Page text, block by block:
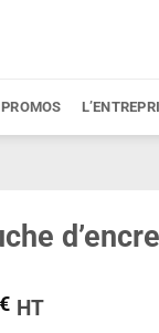
PROMOS
€ HT